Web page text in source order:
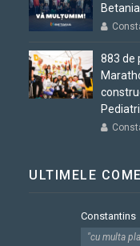
Betania
883 de
ULTIMELE
Constantins
"cu multa